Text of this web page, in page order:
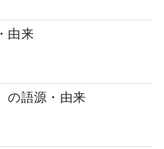
由来
の語源・由来